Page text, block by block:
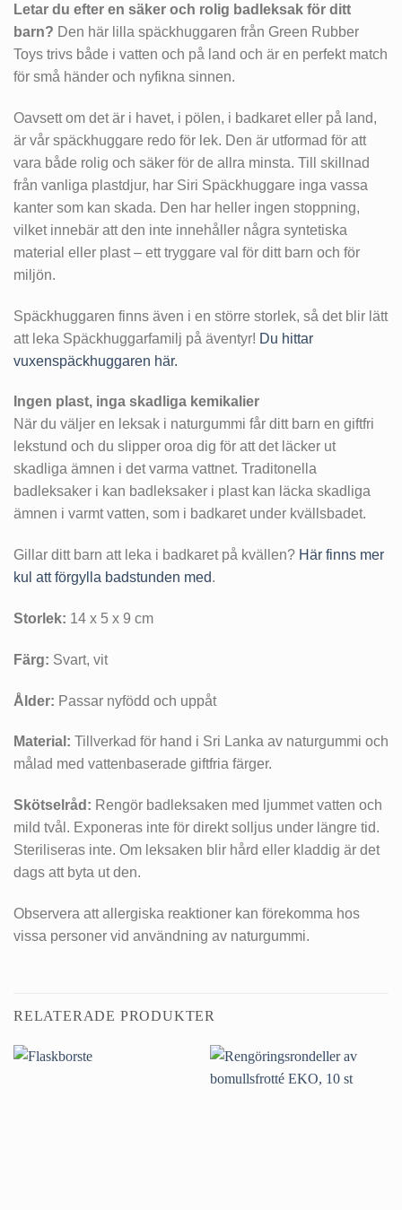
Letar du efter en säker och rolig badleksak för ditt
barn? Den här lilla späckhuggaren från Green Rubber
Toys trivs både i vatten och på land och är en perfekt match
för små händer och nyfikna sinnen.
Oavsett om det är i havet, i pölen, i badkaret eller på land,
är vår späckhuggare redo för lek. Den är utformad för att
vara både rolig och säker för de allra minsta. Till skillnad
från vanliga plastdjur, har Siri Späckhuggare inga vassa
kanter som kan skada. Den har heller ingen stoppning,
vilket innebär att den inte innehåller några syntetiska
material eller plast – ett tryggare val för ditt barn och för
miljön.
Späckhuggaren finns även i en större storlek, så det blir lätt
att leka Späckhuggarfamilj på äventyr! Du hittar
vuxenspäckhuggaren här.
Ingen plast, inga skadliga kemikalier
När du väljer en leksak i naturgummi får ditt barn en giftfri
lekstund och du slipper oroa dig för att det läcker ut
skadliga ämnen i det varma vattnet. Traditonella
badleksaker i kan badleksaker i plast kan läcka skadliga
ämnen i varmt vatten, som i badkaret under kvällsbadet.
Gillar ditt barn att leka i badkaret på kvällen? Här finns mer
kul att förgylla badstunden med.
Storlek: 14 x 5 x 9 cm
Färg: Svart, vit
Ålder: Passar nyfödd och uppåt
Material: Tillverkad för hand i Sri Lanka av naturgummi och
målad med vattenbaserade giftfria färger.
Skötselråd: Rengör badleksaken med ljummet vatten och
mild tvål. Exponeras inte för direkt solljus under längre tid.
Steriliseras inte. Om leksaken blir hård eller kladdig är det
dags att byta ut den.
Observera att allergiska reaktioner kan förekomma hos
vissa personer vid användning av naturgummi.
RELATERADE PRODUKTER